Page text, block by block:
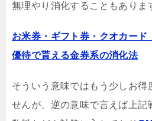
無理やり消化することもありま
お米券・ギフト券・クオカード
優待で貰える金券系の消化法
そういう意味ではもう少しお得
せんが、逆の意味で言えば上記